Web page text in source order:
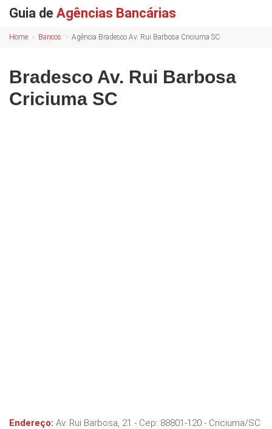
Guia de Agências Bancárias
Home Bancos Agência Bradesco Av. Rui Barbosa Criciuma SC
Bradesco Av. Rui Barbosa
Criciuma SC
Endereço: Av. Rui Barbosa, 21 - Cep: 88801-120 - Criciuma/SC